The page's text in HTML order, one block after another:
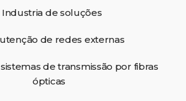
Industria de soluções
de redes externas
de transmissão por fibras
ópticas